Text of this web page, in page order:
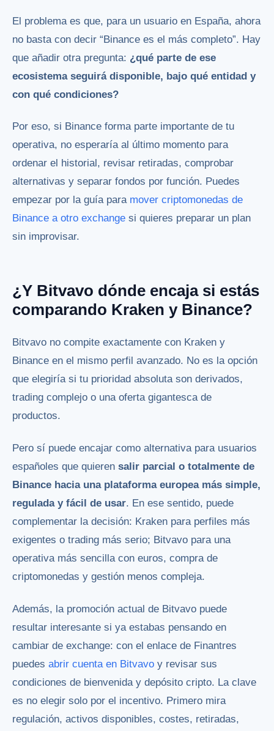
El problema es que, para un usuario en España, ahora
no basta con decir “Binance es el más completo”. Hay
que añadir otra pregunta: ¿qué parte de ese
ecosistema seguirá disponible, bajo qué entidad y
con qué condiciones?
Por eso, si Binance forma parte importante de tu
operativa, no esperaría al último momento para
ordenar el historial, revisar retiradas, comprobar
alternativas y separar fondos por función. Puedes
empezar por la guía para mover criptomonedas de
Binance a otro exchange si quieres preparar un plan
sin improvisar.
¿Y Bitvavo dónde encaja si estás
comparando Kraken y Binance?
Bitvavo no compite exactamente con Kraken y
Binance en el mismo perfil avanzado. No es la opción
que elegiría si tu prioridad absoluta son derivados,
trading complejo o una oferta gigantesca de
productos.
Pero sí puede encajar como alternativa para usuarios
españoles que quieren salir parcial o totalmente de
Binance hacia una plataforma europea más simple,
regulada y fácil de usar. En ese sentido, puede
complementar la decisión: Kraken para perfiles más
exigentes o trading más serio; Bitvavo para una
operativa más sencilla con euros, compra de
criptomonedas y gestión menos compleja.
Además, la promoción actual de Bitvavo puede
resultar interesante si ya estabas pensando en
cambiar de exchange: con el enlace de Finantres
puedes abrir cuenta en Bitvavo y revisar sus
condiciones de bienvenida y depósito cripto. La clave
es no elegir solo por el incentivo. Primero mira
regulación, activos disponibles, costes, retiradas,